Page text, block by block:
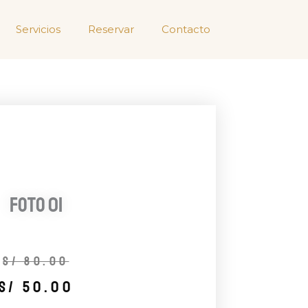
Servicios Reservar Contacto
Foto 01
S/80.00
El
precio
50.00
El
precio